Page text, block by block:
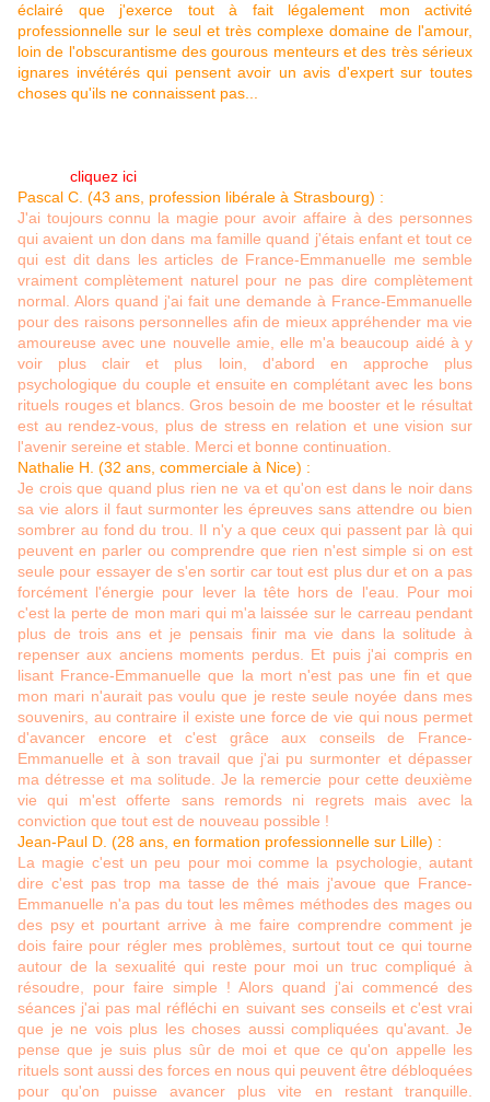
éclairé que j'exerce tout à fait légalement mon activité
professionnelle sur le seul et très complexe domaine de l'amour,
loin de l'obscurantisme des gourous menteurs et des très sérieux
ignares invétérés qui pensent avoir un avis d'expert sur toutes
choses qu'ils ne connaissent pas...
cliquez ici
Pascal C. (43 ans, profession libérale à Strasbourg) :
J'ai toujours connu la magie pour avoir affaire à des personnes
qui avaient un don dans ma famille quand j'étais enfant et tout ce
qui est dit dans les articles de France-Emmanuelle me semble
vraiment complètement naturel pour ne pas dire complètement
normal. Alors quand j'ai fait une demande à France-Emmanuelle
pour des raisons personnelles afin de mieux appréhender ma vie
amoureuse avec une nouvelle amie, elle m'a beaucoup aidé à y
voir plus clair et plus loin, d'abord en approche plus
psychologique du couple et ensuite en complétant avec les bons
rituels rouges et blancs. Gros besoin de me booster et le résultat
est au rendez-vous, plus de stress en relation et une vision sur
l'avenir sereine et stable. Merci et bonne continuation.
Nathalie H. (32 ans, commerciale à Nice) :
Je crois que quand plus rien ne va et qu'on est dans le noir dans
sa vie alors il faut surmonter les épreuves sans attendre ou bien
sombrer au fond du trou. Il n'y a que ceux qui passent par là qui
peuvent en parler ou comprendre que rien n'est simple si on est
seule pour essayer de s'en sortir car tout est plus dur et on a pas
forcément l'énergie pour lever la tête hors de l'eau. Pour moi
c'est la perte de mon mari qui m'a laissée sur le carreau pendant
plus de trois ans et je pensais finir ma vie dans la solitude à
repenser aux anciens moments perdus. Et puis j'ai compris en
lisant France-Emmanuelle que la mort n'est pas une fin et que
mon mari n'aurait pas voulu que je reste seule noyée dans mes
souvenirs, au contraire il existe une force de vie qui nous permet
d'avancer encore et c'est grâce aux conseils de France-
Emmanuelle et à son travail que j'ai pu surmonter et dépasser
ma détresse et ma solitude. Je la remercie pour cette deuxième
vie qui m'est offerte sans remords ni regrets mais avec la
conviction que tout est de nouveau possible !
Jean-Paul D. (28 ans, en formation professionnelle sur Lille) :
La magie c'est un peu pour moi comme la psychologie, autant
dire c'est pas trop ma tasse de thé mais j'avoue que France-
Emmanuelle n'a pas du tout les mêmes méthodes des mages ou
des psy et pourtant arrive à me faire comprendre comment je
dois faire pour régler mes problèmes, surtout tout ce qui tourne
autour de la sexualité qui reste pour moi un truc compliqué à
résoudre, pour faire simple ! Alors quand j'ai commencé des
séances j'ai pas mal réfléchi en suivant ses conseils et c'est vrai
que je ne vois plus les choses aussi compliquées qu'avant. Je
pense que je suis plus sûr de moi et que ce qu'on appelle les
rituels sont aussi des forces en nous qui peuvent être débloquées
pour qu'on puisse avancer plus vite en restant tranquille.